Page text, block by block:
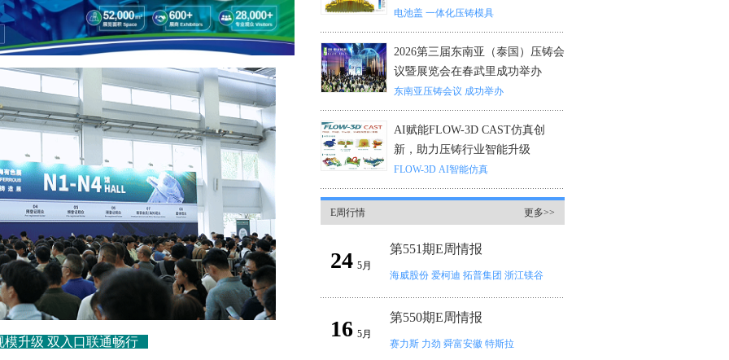
模升级 双入口联通畅行
电池盖 一体化压铸模具
2026第三届东南亚（泰国）压铸会
议暨展览会在春武里成功举办
东南亚压铸会议 成功举办
AI赋能FLOW-3D CAST仿真创
新，助力压铸行业智能升级
FLOW-3D AI智能仿真
E周行情 更多>>
24 5月
第551期E周情报
海威股份 爱柯迪 拓普集团 浙江镁谷
16 5月
第550期E周情报
赛力斯 力劲 舜富安徽 特斯拉